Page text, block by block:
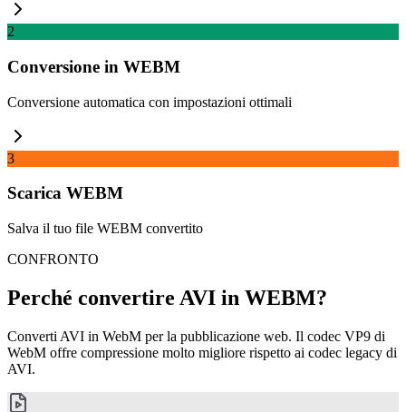
2
Conversione in WEBM
Conversione automatica con impostazioni ottimali
3
Scarica WEBM
Salva il tuo file WEBM convertito
CONFRONTO
Perché convertire AVI in WEBM?
Converti AVI in WebM per la pubblicazione web. Il codec VP9 di
WebM offre compressione molto migliore rispetto ai codec legacy di
AVI.